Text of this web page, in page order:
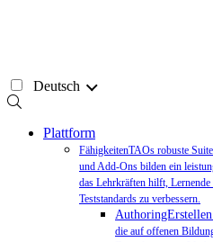
Deutsch
Plattform
FähigkeitenTAOs robuste
und Add-Ons bilden ein
das Lehrkräften hilft,
Teststandards zu verbessern.
die auf offenen